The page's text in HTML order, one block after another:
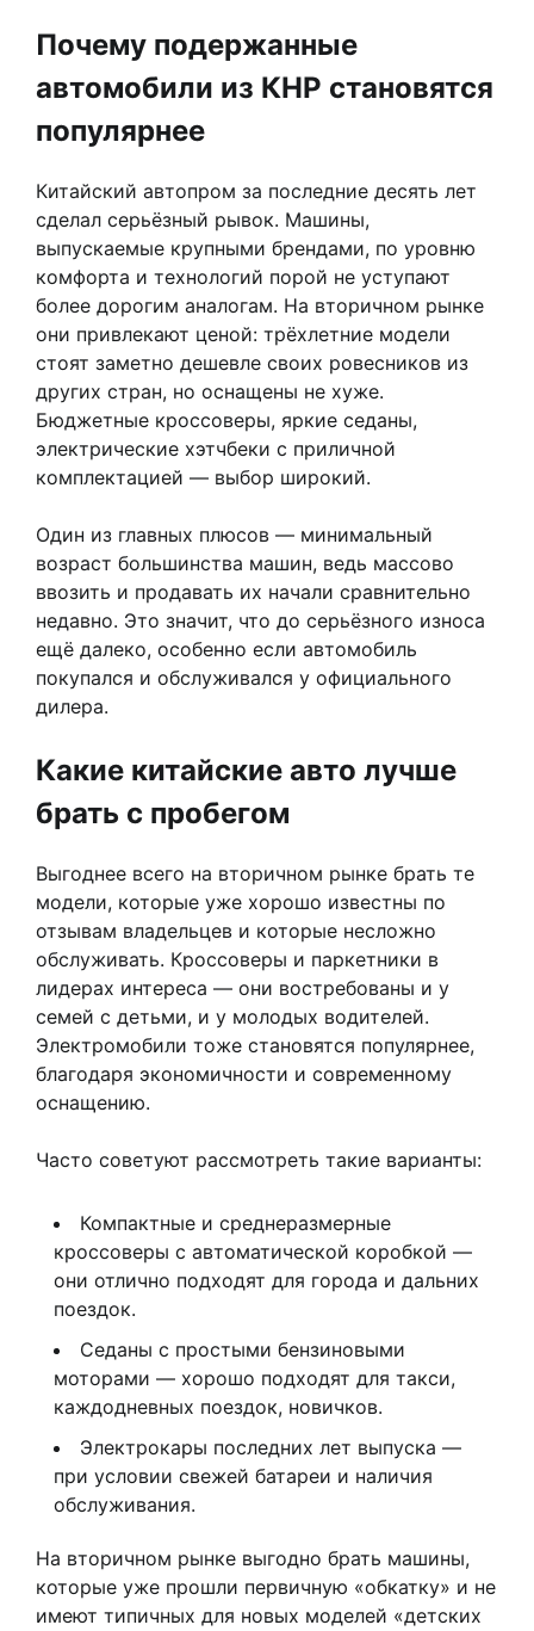
Почему подержанные
автомобили из КНР становятся
популярнее
Китайский автопром за последние десять лет
сделал серьёзный рывок. Машины,
выпускаемые крупными брендами, по уровню
комфорта и технологий порой не уступают
более дорогим аналогам. На вторичном рынке
они привлекают ценой: трёхлетние модели
стоят заметно дешевле своих ровесников из
других стран, но оснащены не хуже.
Бюджетные кроссоверы, яркие седаны,
электрические хэтчбеки с приличной
комплектацией — выбор широкий.
Один из главных плюсов — минимальный
возраст большинства машин, ведь массово
ввозить и продавать их начали сравнительно
недавно. Это значит, что до серьёзного износа
ещё далеко, особенно если автомобиль
покупался и обслуживался у официального
дилера.
Какие китайские авто лучше
брать с пробегом
Выгоднее всего на вторичном рынке брать те
модели, которые уже хорошо известны по
отзывам владельцев и которые несложно
обслуживать. Кроссоверы и паркетники в
лидерах интереса — они востребованы и у
семей с детьми, и у молодых водителей.
Электромобили тоже становятся популярнее,
благодаря экономичности и современному
оснащению.
Часто советуют рассмотреть такие варианты:
Компактные и среднеразмерные
кроссоверы с автоматической коробкой —
они отлично подходят для города и дальних
поездок.
Седаны с простыми бензиновыми
моторами — хорошо подходят для такси,
каждодневных поездок, новичков.
Электрокары последних лет выпуска —
при условии свежей батареи и наличия
обслуживания.
На вторичном рынке выгодно брать машины,
которые уже прошли первичную «обкатку» и не
имеют типичных для новых моделей «детских